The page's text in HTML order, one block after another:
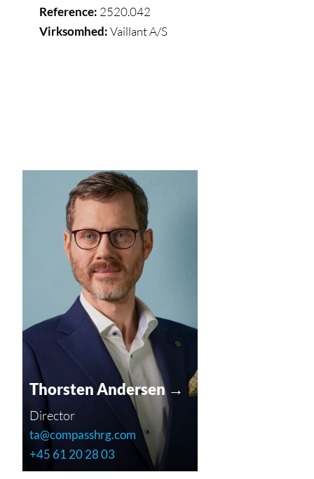
Reference: 2520.042
Virksomhed:Vaillant A/S
Thorsten Andersen →
Director
ta@compasshrg.com
+45 61 20 28 03